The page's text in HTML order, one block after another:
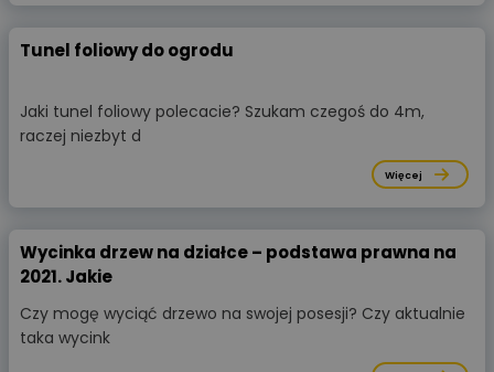
Tunel foliowy do ogrodu
Jaki tunel foliowy polecacie? Szukam czegoś do 4m,
raczej niezbyt d
Więcej
Wycinka drzew na działce – podstawa prawna na
2021. Jakie
Czy mogę wyciąć drzewo na swojej posesji? Czy aktualnie
taka wycink